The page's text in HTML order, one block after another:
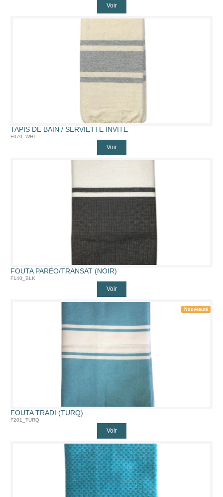
Voir
TAPIS DE BAIN / SERVIETTE INVITÉ
F070_WHT
Voir
FOUTA PARÉO/TRANSAT (NOIR)
F140_BLK
Voir
Nouveauté
FOUTA TRADI (TURQ)
F201_TURQ
Voir